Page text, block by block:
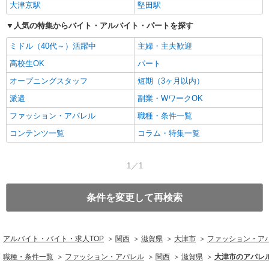
大津京駅
堅田駅
人気の特集からバイト・アルバイト・パートを探す
ミドル（40代～）活躍中
主婦・主夫歓迎
高校生OK
パート
オープニングスタッフ
短期（3ヶ月以内）
派遣
副業・WワークOK
ファッション・アパレル
職種・条件一覧
コンテンツ一覧
コラム・特集一覧
1／1
条件を変更して再検索
アルバイト・バイト・求人TOP 関西 滋賀県 大津市 ファッション・ア
職種・条件一覧 ファッション・アパレル 関西 滋賀県 大津市のアパレ